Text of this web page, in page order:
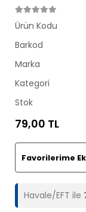
Ürün Kodu
Barkod
Marka
Kategori
Stok
79,00 TL
Favorilerime
Havale/EFT ile